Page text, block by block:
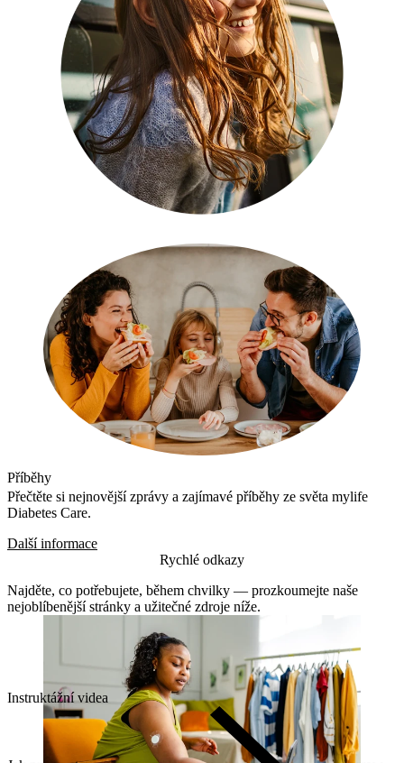
Příběhy
Přečtěte si nejnovější zprávy a zajímavé příběhy ze světa mylife
Diabetes Care.
Další informace
Rychlé odkazy
Najděte, co potřebujete, během chvilky — prozkoumejte naše
nejoblíbenější stránky a užitečné zdroje níže.
Instruktážní videa